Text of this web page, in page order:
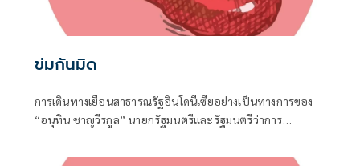
ข่มกันมิด
การเดินทางเยือนสาธารณรัฐอินโดนีเซียอย่างเป็นทางการของ
“อนุทิน ชาญวีรกูล” นายกรัฐมนตรีและรัฐมนตรีว่าการ
ประวัติศาสตร์ ที่สะท้อนถึงเกียรติภูมิอันโดดเด่นของ